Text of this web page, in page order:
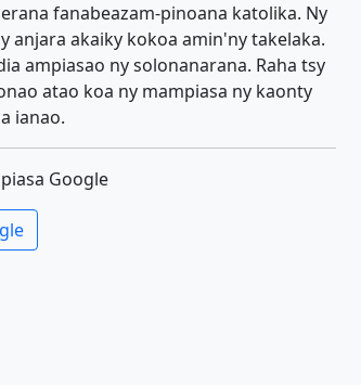
fanabeazam-pinoana katolika. Ny
akaiky kokoa amin'ny takelaka.
ampiasao ny solonanarana. Raha tsy
atao koa ny mampiasa ny kaonty
ianao.
Google